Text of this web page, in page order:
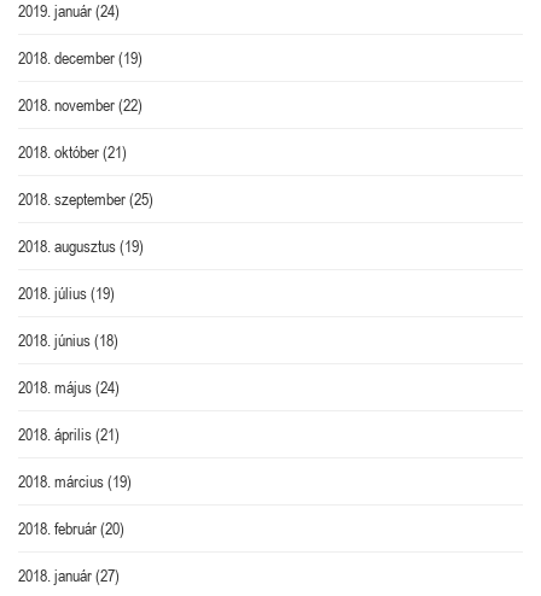
2019. január(24)
2018. december(19)
2018. november(22)
2018. október(21)
2018. szeptember(25)
2018. augusztus(19)
2018. július(19)
2018. június(18)
2018. május(24)
2018. április(21)
2018. március(19)
2018. február(20)
2018. január(27)